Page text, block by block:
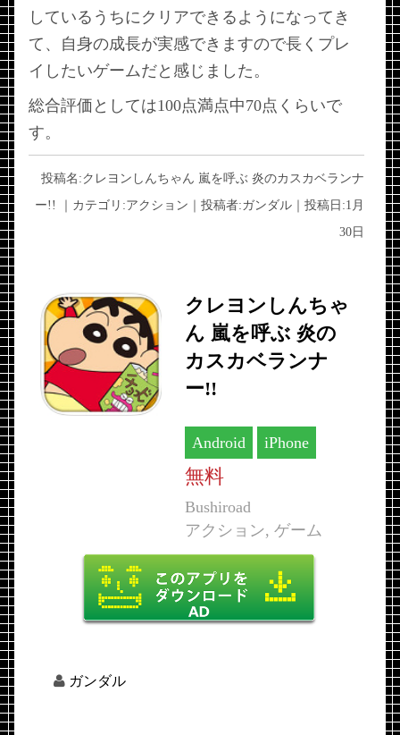
しているうちにクリアできるようになってき
て、自身の成長が実感できますので長くプレ
イしたいゲームだと感じました。
総合評価としては100点満点中70点くらいで
す。
投稿名:クレヨンしんちゃん 嵐を呼ぶ 炎のカスカベランナ
ー!!
｜カテゴリ:アクション ｜投稿者:ガンダル｜投稿日:1月
30日
クレヨンしんちゃ
ん 嵐を呼ぶ 炎の
カスカベランナ
ー!!
Android iPhone
無料
Bushiroad
アクション, ゲーム
ガンダル